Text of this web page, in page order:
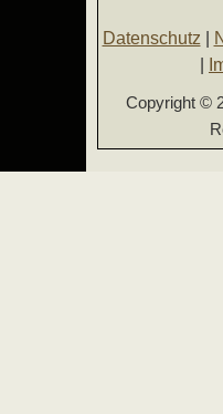
Datenschutz
Copyright ©